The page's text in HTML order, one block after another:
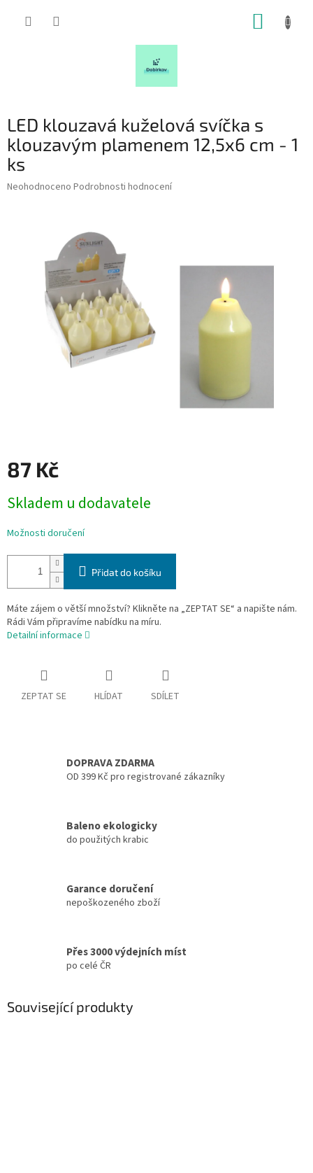
LED klouzavá kuželová svíčka s
klouzavým plamenem 12,5x6 cm - 1
ks
Průměrné
hvězdiček.
Neohodnoceno Podrobnosti hodnocení
87 Kč
cena:
Skladem u dodavatele
Možnosti doručení
Přidat do košíku
Máte zájem o větší množství? Klikněte na „ZEPTAT SE“ a napište nám.
Rádi Vám připravíme nabídku na míru.
Detailní informace
ZEPTAT SE HLÍDAT SDÍLET
DOPRAVA ZDARMA
OD 399 Kč pro registrované zákazníky
Baleno ekologicky
do použitých krabic
Garance doručení
nepoškozeného zboží
Přes 3000 výdejních míst
po celé ČR
Související produkty